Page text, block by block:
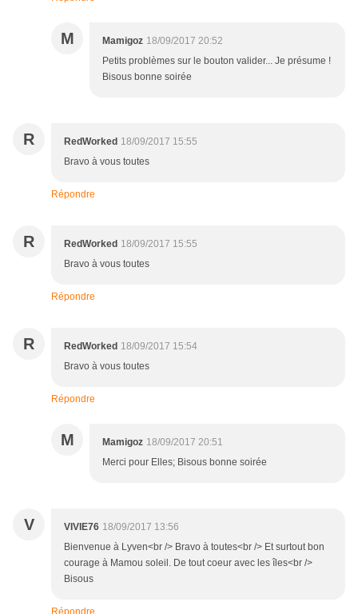
M Mamigoz 18/09/2017 20:52
Petits problèmes sur le bouton valider... Je présume !
Bisous bonne soirée
R RedWorked 18/09/2017 15:55
Bravo à vous toutes
Répondre
R RedWorked 18/09/2017 15:55
Bravo à vous toutes
Répondre
R RedWorked 18/09/2017 15:54
Bravo à vous toutes
Répondre
M Mamigoz 18/09/2017 20:51
Merci pour Elles; Bisous bonne soirée
V VIVIE76 18/09/2017 13:56
Bienvenue à Lyven<br /> Bravo à toutes<br /> Et surtout bon
courage à Mamou soleil. De tout coeur avec les îles<br />
Bisous
Répondre